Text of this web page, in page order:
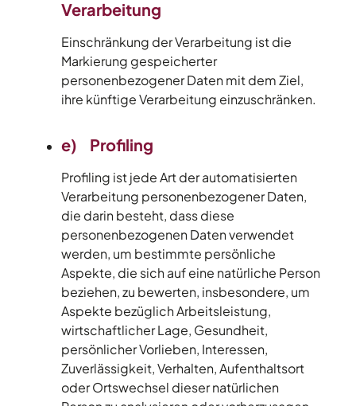
Verarbeitung
Einschränkung der Verarbeitung ist die
Markierung gespeicherter
personenbezogener Daten mit dem Ziel,
ihre künftige Verarbeitung einzuschränken.
e) Profiling
Profiling ist jede Art der automatisierten
Verarbeitung personenbezogener Daten,
die darin besteht, dass diese
personenbezogenen Daten verwendet
werden, um bestimmte persönliche
Aspekte, die sich auf eine natürliche Person
beziehen, zu bewerten, insbesondere, um
Aspekte bezüglich Arbeitsleistung,
wirtschaftlicher Lage, Gesundheit,
persönlicher Vorlieben, Interessen,
Zuverlässigkeit, Verhalten, Aufenthaltsort
oder Ortswechsel dieser natürlichen